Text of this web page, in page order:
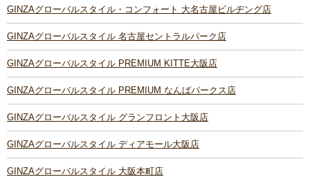
GINZAグローバルスタイル・コンフォート 大名古屋ビルヂング店
GINZAグローバルスタイル 名古屋セントラルパーク店
GINZAグローバルスタイル PREMIUM KITTE大阪店
GINZAグローバルスタイル PREMIUM なんばパークス店
GINZAグローバルスタイル グランフロント大阪店
GINZAグローバルスタイル ディアモール大阪店
GINZAグローバルスタイル 大阪本町店